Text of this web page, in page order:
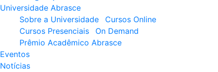
Universidade Abrasce
Sobre a Universidade
Cursos Online
Cursos Presenciais
On Demand
Prêmio Acadêmico Abrasce
Eventos
Notícias